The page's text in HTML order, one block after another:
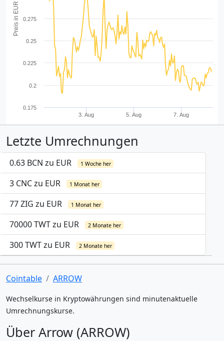
Preis in EUR
3. Aug 5. Aug 7. Aug
0.175
0.2
0.225
0.25
0.275
Letzte Umrechnungen
0.63 BCN zu EUR 1 Woche her
3 CNC zu EUR 1 Monat her
77 ZIG zu EUR 1 Monat her
70000 TWT zu EUR 2 Monate her
300 TWT zu EUR 2 Monate her
Cointable ARROW
Wechselkurse in Kryptowährungen sind minutenaktuelle
Umrechnungskurse.
Über Arrow (ARROW)